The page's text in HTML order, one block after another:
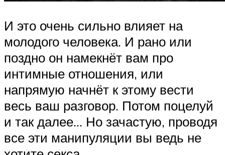
И это очень сильно влияет на
молодого человека. И рано или
поздно он намекнёт вам про
интимные отношения, или
напрямую начнёт к этому вести
весь ваш разговор. Потом поцелуй
и так далее… Но зачастую, проводя
все эти манипуляции вы ведь не